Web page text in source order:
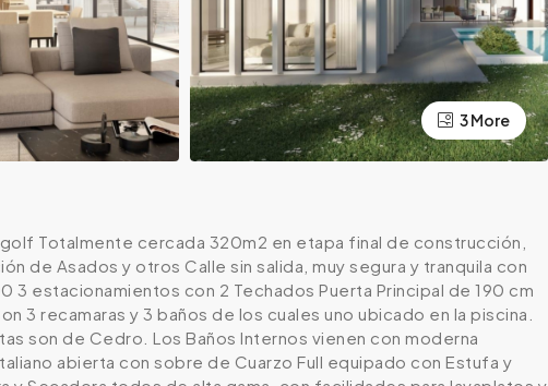
3 More
Totalmente cercada 320m2 en etapa final de construcción,
de Asados y otros Calle sin salida, muy segura y tranquila con
estacionamientos con 2 Techados Puerta Principal de 190 cm
3 recamaras y 3 baños de los cuales uno ubicado en la piscina.
son de Cedro. Los Baños Internos vienen con moderna
abierta con sobre de Cuarzo Full equipado con Estufa y